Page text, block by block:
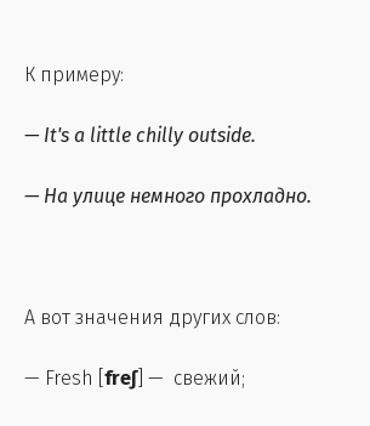
К примеру:
— It's a little chilly outside.
— На улице немного прохладно.
А вот значения других слов:
— Fresh [ freʃ] — свежий;